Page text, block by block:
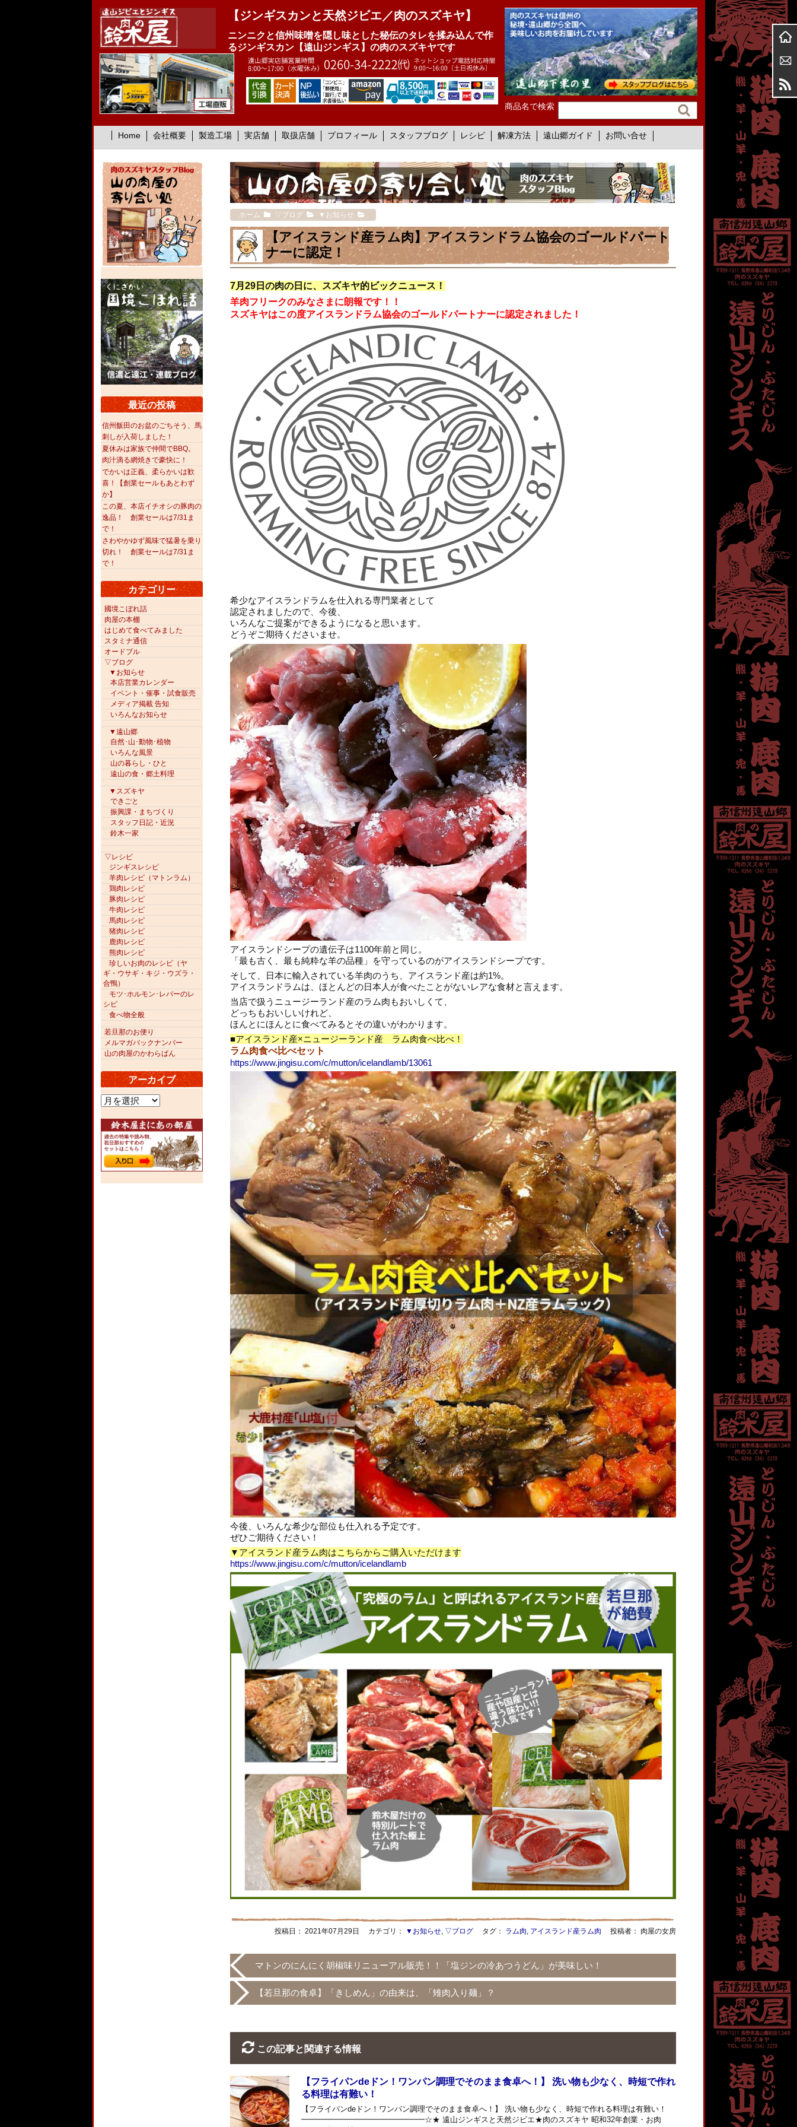
【ジンギスカンと天然ジビエ／肉のスズキヤ】
ニンニクと信州味噌を隠し味とした秘伝のタレを揉み込んで作
るジンギスカン【遠山ジンギス】の肉のスズキヤです
商品名で検索
Home 会社概要 製造工場 実店舗 取扱店舗 プロフィール スタッフブログ レシピ 解凍方法 遠山郷ガイド お問い合せ
ホーム ▽ブログ ▼お知らせ
【アイスランド産ラム肉】アイスランドラム協会のゴールドパート
ナーに認定！
7月29日の肉の日に、スズキヤ的ビックニュース！
羊肉フリークのみなさまに朗報です！！
スズキヤはこの度アイスランドラム協会のゴールドパートナーに認定されました！
希少なアイスランドラムを仕入れる専門業者として
認定されましたので、今後、
いろんなご提案ができるようになると思います。
どうぞご期待くださいませ。
アイスランドシープの遺伝子は1100年前と同じ。
「最も古く、最も純粋な羊の品種」を守っているのがアイスランドシープです。
そして、日本に輸入されている羊肉のうち、アイスランド産は約1%。
アイスランドラムは、ほとんどの日本人が食べたことがないレアな食材と言えます。
当店で扱うニュージーランド産のラム肉もおいしくて、
どっちもおいしいけれど、
ほんとにほんとに食べてみるとその違いがわかります。
■アイスランド産×ニュージーランド産 ラム肉食べ比べ！
ラム肉食べ比べセット
https://www.jingisu.com/c/mutton/icelandlamb/13061
今後、いろんな希少な部位も仕入れる予定です。
ぜひご期待ください！
▼アイスランド産ラム肉はこちらからご購入いただけます
https://www.jingisu.com/c/mutton/icelandlamb
投稿日： 2021年07月29日 カテゴリ： ▼お知らせ, ▽ブログ タグ： ラム肉, アイスランド産ラム肉 投稿者： 肉屋の女房
マトンのにんにく胡椒味リニューアル販売！！「塩ジンの冷あつうどん」が美味しい！
【若旦那の食卓】「きしめん」の由来は、「雉肉入り麺」？
この記事と関連する情報
【フライパンdeドン！ワンパン調理でそのまま食卓へ！】 洗い物も少なく、時短で作れ
る料理は有難い！
【フライパンdeドン！ワンパン調理でそのまま食卓へ！】 洗い物も少なく、時短で作れる料理は有難い！
━━━━━━━━━━━━━━━━☆★ 遠山ジンギスと天然ジビエ★肉のスズキヤ 昭和32年創業・お肉
最近の投稿
信州飯田のお盆のごちそう、馬
刺しが入荷しました！
夏休みは家族で仲間でBBQ。
肉汁滴る網焼きで豪快に！
でかいは正義、柔らかいは歓
喜！【創業セールもあとわず
か】
この夏、本店イチオシの豚肉の
逸品！ 創業セールは7/31ま
で！
さわやかゆず風味で猛暑を乗り
切れ！ 創業セールは7/31ま
で！
カテゴリー
國境こぼれ話
肉屋の本棚
はじめて食べてみました
スタミナ通信
オードブル
▽ブログ
▼お知らせ
本店営業カレンダー
イベント・催事・試食販売
メディア掲載 告知
いろんなお知らせ
▼遠山郷
自然･山･動物･植物
いろんな風景
山の暮らし・ひと
遠山の食・郷土料理
▼スズキヤ
できごと
振興課・まちづくり
スタッフ日記・近況
鈴木一家
▽レシピ
ジンギスレシピ
羊肉レシピ（マトンラム）
鶏肉レシピ
豚肉レシピ
牛肉レシピ
馬肉レシピ
猪肉レシピ
鹿肉レシピ
熊肉レシピ
珍しいお肉のレシピ（ヤ
ギ・ウサギ・キジ・ウズラ・
合鴨）
モツ･ホルモン･レバーのレ
シピ
食べ物全般
若旦那のお便り
メルマガバックナンバー
山の肉屋のかわらばん
アーカイブ
ア
ー
カ
イ
ブ